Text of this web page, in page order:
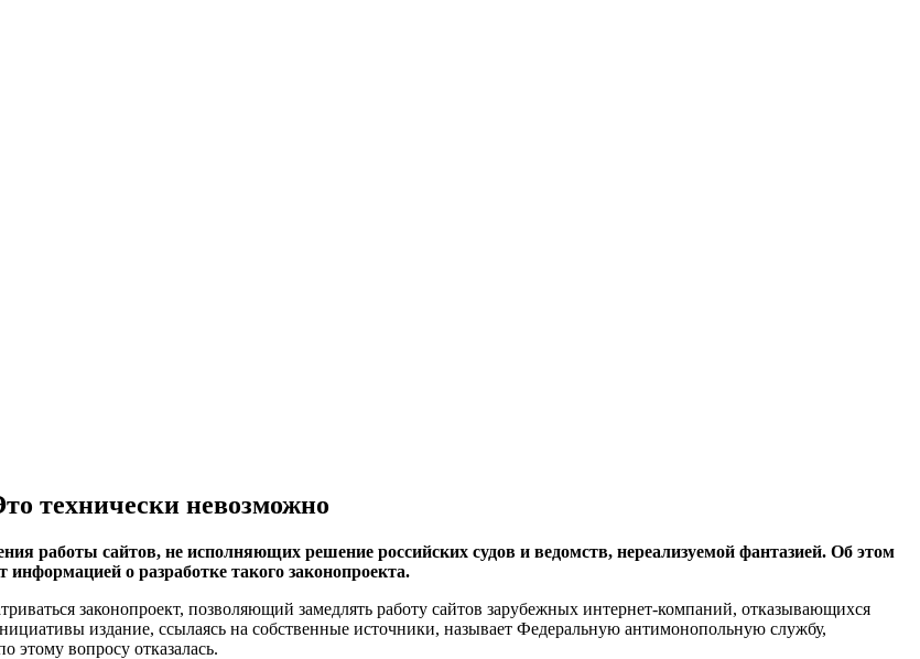
технически невозможно
работы сайтов, не исполняющих решение российских судов и ведомств, нереализуемой фантазией. Об этом
о разработке такого законопроекта.
законопроект, позволяющий замедлять работу сайтов зарубежных интернет-компаний, отказывающихся
издание, ссылаясь на собственные источники, называет Федеральную антимонопольную службу,
этому вопросу отказалась.